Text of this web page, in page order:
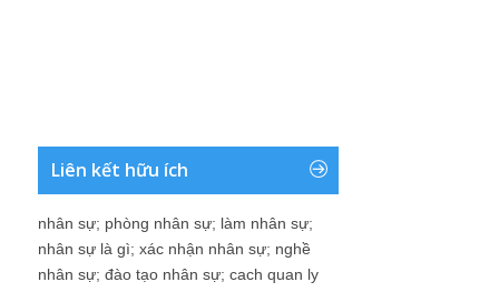
Liên kết hữu ích
nhân sự; phòng nhân sự; làm nhân sự;
nhân sự là gì; xác nhận nhân sự; nghề
nhân sự; đào tạo nhân sự; cach quan ly